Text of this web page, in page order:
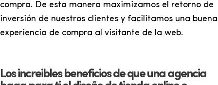
compra. De esta manera maximizamos el retorno de
inversión de nuestros clientes y facilitamos una buena
experiencia de compra al visitante de la web.
Los increibles beneficios de que una agencia